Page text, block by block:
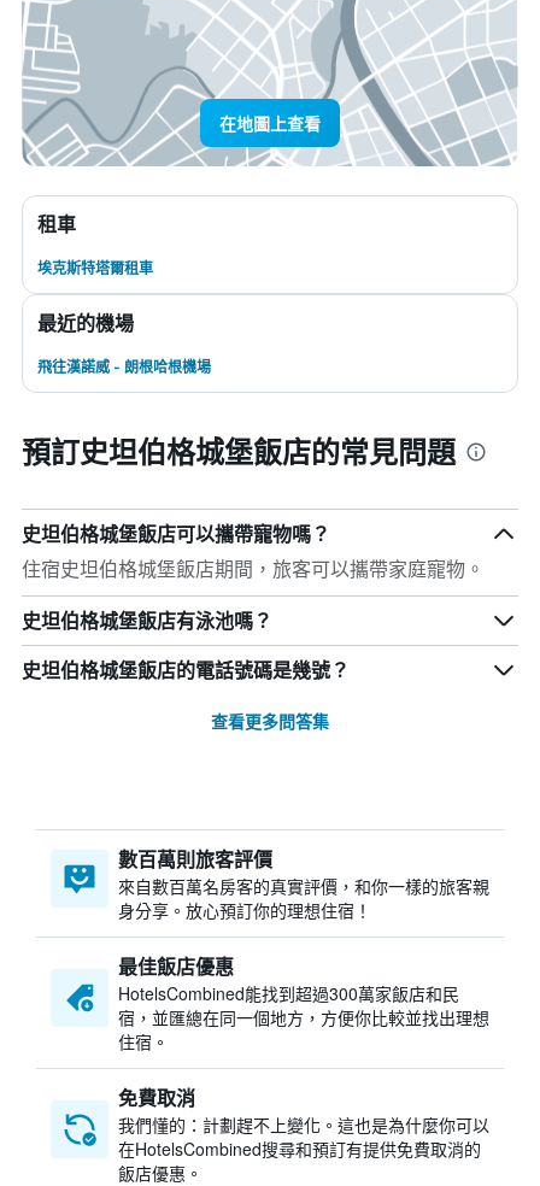
在地圖上查看
租車
埃克斯特塔爾租車
最近的機場
飛往漢諾威 - 朗根哈根機場
預訂史坦伯格城堡飯店的常見問題
史坦伯格城堡飯店可以攜帶寵物嗎？
住宿史坦伯格城堡飯店期間，旅客可以攜帶家庭寵物。
史坦伯格城堡飯店有泳池嗎？
史坦伯格城堡飯店的電話號碼是幾號？
查看更多問答集
數百萬則旅客評價
來自數百萬名房客的真實評價，和你一樣的旅客親
身分享。放心預訂你的理想住宿！
最佳飯店優惠
HotelsCombined​能找到超過300萬家飯店和民
宿，並匯總在同一個地方，方便你比較並找出理想
住宿。
免費取消
我們懂的：計劃趕不上變化。這也是為什麼你可以
在HotelsCombined搜尋和預訂有提供免費取消的
飯店優惠。